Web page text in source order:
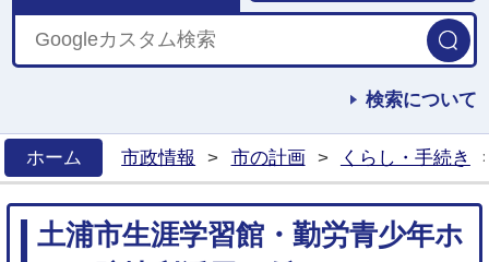
検索について
ホーム
市政情報 > 市の計画 > くらし・手続き
土浦市生涯学習館・勤労青少年ホ